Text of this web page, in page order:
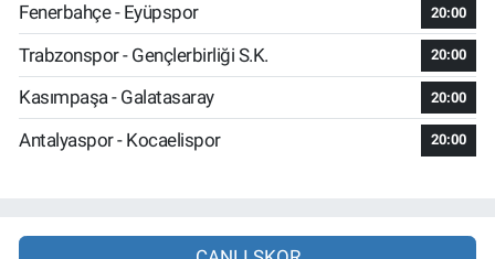
Fenerbahçe - Eyüpspor 20:00
Trabzonspor - Gençlerbirliği S.K. 20:00
Kasımpaşa - Galatasaray 20:00
Antalyaspor - Kocaelispor 20:00